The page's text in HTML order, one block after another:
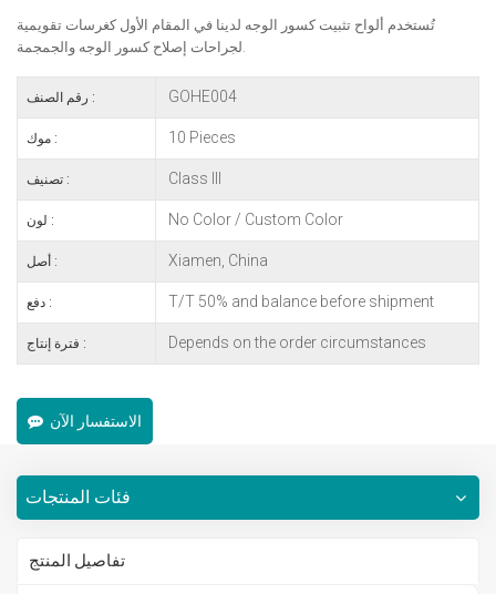
تُستخدم ألواح تثبيت كسور الوجه لدينا في المقام الأول كغرسات تقويمية
لجراحات إصلاح كسور الوجه والجمجمة.
رقم الصنف : GOHE004
موك : 10 Pieces
تصنيف : Class III
لون : No Color / Custom Color
أصل : Xiamen, China
دفع : T/T 50% and balance before shipment
فترة إنتاج : Depends on the order circumstances
الاستفسار الآن
فئات المنتجات
تفاصيل المنتج